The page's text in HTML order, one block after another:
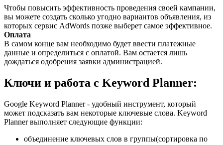
Чтобы повысить эффективность проведения своей кампании,
вы можете создать сколько угодно вариантов объявления, из
которых сервис AdWords позже выберет самое эффективное.
Оплата
В самом конце вам необходимо будет ввести платежные
данные и определиться с оплатой. Вам остается лишь
дождаться одобрения заявки администрацией.
Ключи и работа с Keyword Planner:
Google Keyword Planner - удобный инструмент, который
может подсказать вам некоторые ключевые слова. Keyword
Planner выполняет следующие функции:
объединение ключевых слов в группы(сортировка по